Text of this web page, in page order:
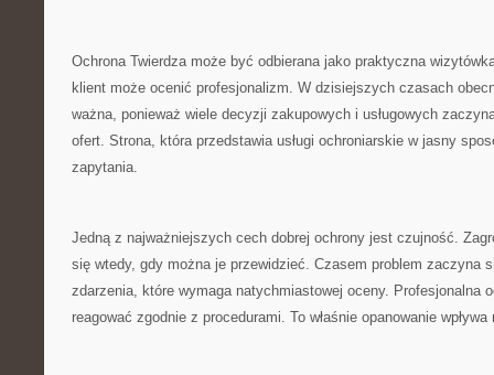
Ochrona Twierdza może być odbierana jako praktyczna
klient może ocenić profesjonalizm. W dzisiejszych czasach
ważna, ponieważ wiele decyzji zakupowych i usługowych
ofert. Strona, która przedstawia usługi ochroniarskie w jasny
zapytania.
Jedną z najważniejszych cech dobrej ochrony jest czujność.
się wtedy, gdy można je przewidzieć. Czasem problem zaczyna
zdarzenia, które wymaga natychmiastowej oceny. Profesjonalna
reagować zgodnie z procedurami. To właśnie opanowanie wpływa